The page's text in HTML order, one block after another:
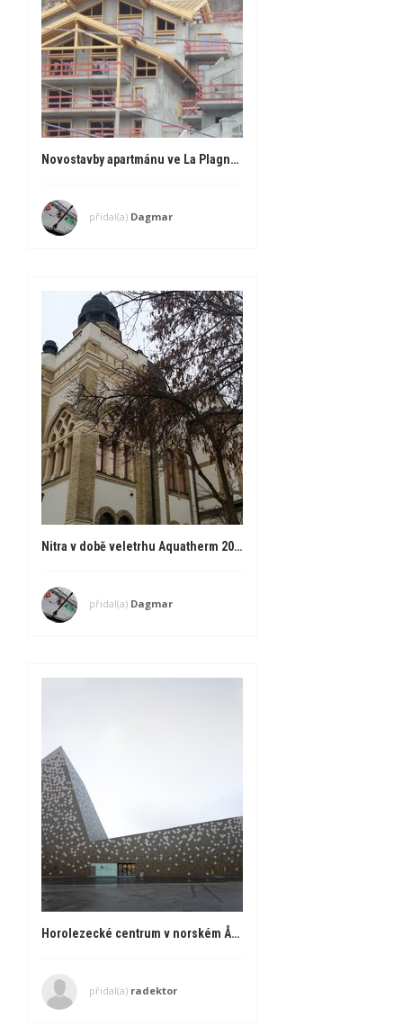
Novostavby apartmánu ve La Plagne, Francie
přidal(a) Dagmar
Nitra v době veletrhu Aquatherm 2017
přidal(a) Dagmar
Horolezecké centrum v norském Åndalsnes
přidal(a) radektor